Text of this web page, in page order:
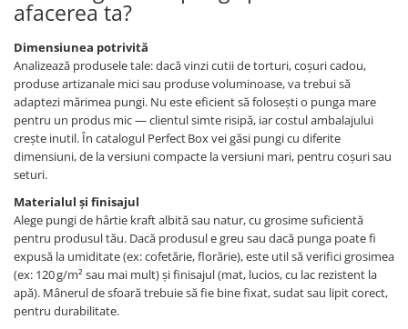
afacerea ta?
Dimensiunea potrivită
Analizează produsele tale: dacă vinzi cutii de torturi, coşuri cadou,
produse artizanale mici sau produse voluminoase, va trebui să
adaptezi mărimea pungi. Nu este eficient să foloseşti o punga mare
pentru un produs mic — clientul simte risipă, iar costul ambalajului
creşte inutil. În catalogul Perfect Box vei găsi pungi cu diferite
dimensiuni, de la versiuni compacte la versiuni mari, pentru coşuri sau
seturi.
Materialul şi finisajul
Alege pungi de hârtie kraft albită sau natur, cu grosime suficientă
pentru produsul tău. Dacă produsul e greu sau dacă punga poate fi
expusă la umiditate (ex: cofetărie, florărie), este util să verifici grosimea
(ex: 120 g/m² sau mai mult) şi finisajul (mat, lucios, cu lac rezistent la
apă). Mânerul de sfoară trebuie să fie bine fixat, sudat sau lipit corect,
pentru durabilitate.